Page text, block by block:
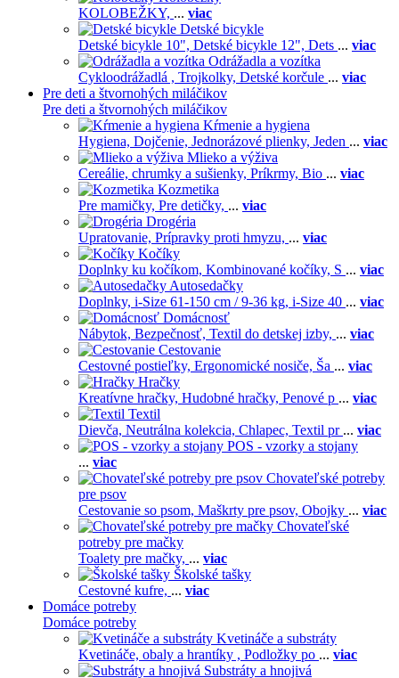
KOLOBEŽKY, ... viac
Detské bicykle
Detské bicykle 10", Detské bicykle 12", Dets ... viac
Odrážadla a vozítka
Cykloodrážadlá , Trojkolky, Detské korčule ... viac
Pre deti a štvornohých miláčikov
Pre deti a štvornohých miláčikov
Kŕmenie a hygiena
Hygiena, Dojčenie, Jednorázové plienky, Jeden ... viac
Mlieko a výživa
Cereálie, chrumky a sušienky, Príkrmy, Bio ... viac
Kozmetika
Pre mamičky, Pre detičky, ... viac
Drogéria
Upratovanie, Prípravky proti hmyzu, ... viac
Kočíky
Doplnky ku kočíkom, Kombinované kočíky, S ... viac
Autosedačky
Doplnky, i-Size 61-150 cm / 9-36 kg, i-Size 40 ... viac
Domácnosť
Nábytok, Bezpečnosť, Textil do detskej izby, ... viac
Cestovanie
Cestovné postieľky, Ergonomické nosiče, Ša ... viac
Hračky
Kreatívne hračky, Hudobné hračky, Penové p ... viac
Textil
Dievča, Neutrálna kolekcia, Chlapec, Textil pr ... viac
POS - vzorky a stojany
... viac
Chovateľské potreby
pre psov
Cestovanie so psom, Maškrty pre psov, Obojky ... viac
Chovateľské
potreby pre mačky
Toalety pre mačky, ... viac
Školské tašky
Cestovné kufre, ... viac
Domáce potreby
Domáce potreby
Kvetináče a substráty
Kvetináče, obaly a hrantíky , Podložky po ... viac
Substráty a hnojivá